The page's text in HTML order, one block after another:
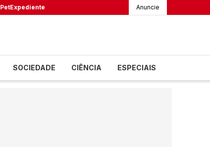
PetExpediente Anuncie
SOCIEDADE CIÊNCIA ESPECIAIS